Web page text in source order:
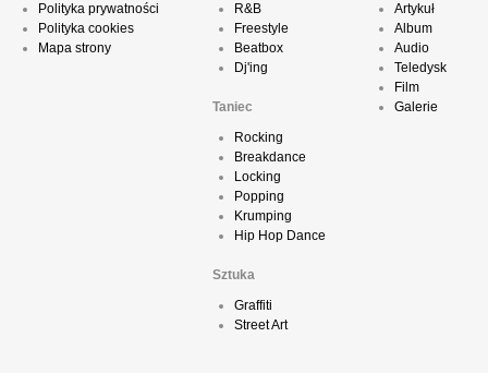
Polityka prywatności
Polityka cookies
Mapa strony
R&B
Freestyle
Beatbox
Dj'ing
Taniec
Rocking
Breakdance
Locking
Popping
Krumping
Hip Hop Dance
Sztuka
Graffiti
Street Art
Artykuł
Album
Audio
Teledysk
Film
Galerie